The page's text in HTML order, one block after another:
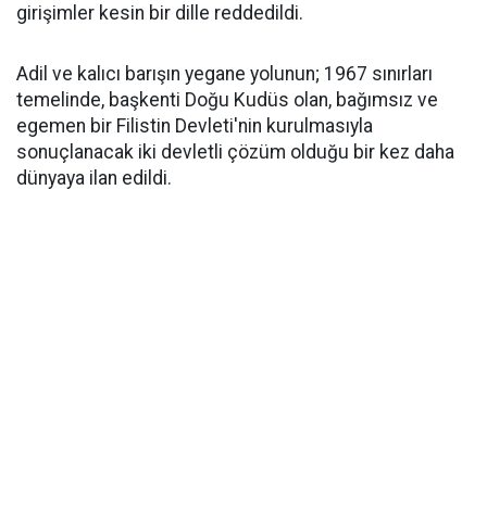
girişimler kesin bir dille reddedildi.
Adil ve kalıcı barışın yegane yolunun; 1967 sınırları
temelinde, başkenti Doğu Kudüs olan, bağımsız ve
egemen bir Filistin Devleti'nin kurulmasıyla
sonuçlanacak iki devletli çözüm olduğu bir kez daha
dünyaya ilan edildi.